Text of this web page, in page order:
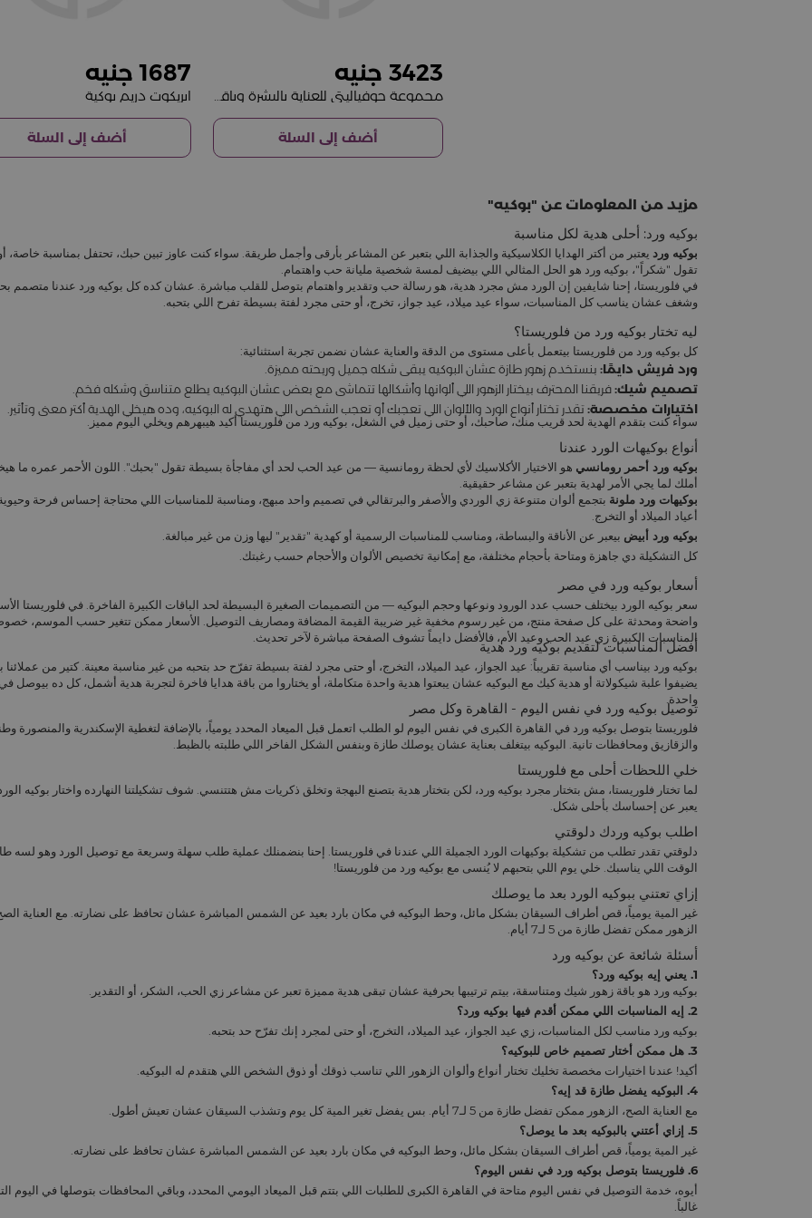
3423
مجموعة جوفياليتي للعناية بالبشرة وباقة من ١٥ وردة حمراء
أضف إلى السلة
1687
ابريكوت دريم بوكية
أضف إلى السلة
مزيد من المعلومات عن بوكيه
بوكيه ورد: أحلى هدية لكل مناسبة
بوكيه ورد يعتبر من أكتر الهدايا الكلاسيكية والجذابة اللي بتعبر عن المشاعر بأرقى وأجمل طريقة. سواء كنت عاوز تبين حبك، تحتفل بمناسبة خاصة،
تقول "شكراً"، بوكيه ورد هو الحل المثالي اللي بيضيف لمسة شخصية مليانة حب واهتمام.
في فلوريستا، إحنا شايفين إن الورد مش مجرد هدية، هو رسالة حب وتقدير واهتمام بتوصل للقلب مباشرة. عشان كده كل بوكيه ورد عندنا متصمم
وشغف عشان يناسب كل المناسبات، سواء عيد ميلاد، عيد جواز، تخرج، أو حتى مجرد لفتة بسيطة تفرح اللي بتحبه.
ليه تختار بوكيه ورد من فلوريستا؟
كل بوكيه ورد من فلوريستا بيتعمل بأعلى مستوى من الدقة والعناية عشان نضمن تجربة استثنائية:
ورد فريش دايمًا: بنستخدم زهور طازة عشان البوكيه يبقى شكله جميل وريحته مميزة.
تصميم شيك:فريقنا المحترف بيختار الزهور اللي ألوانها وأشكالها تتماشى مع بعض عشان البوكيه يطلع متناسق وشكله فخم.
اختيارات مخصصة:تقدر تختار أنواع الورد والألوان اللي تعجبك أو تعجب الشخص اللي هتهدي له البوكيه، وده هيخلي الهدية أكتر معنى وتأثير.
سواء كنت بتقدم الهدية لحد قريب منك، صاحبك، أو حتى زميل في الشغل، بوكيه ورد من فلوريستا أكيد هيبهرهم ويخلي اليوم مميز.
أنواع بوكيهات الورد عندنا
بوكيه ورد أحمر رومانسي هو الاختيار الأكلاسيك لأي لحظة رومانسية — من عيد الحب لحد أي مفاجأة بسيطة تقول "بحبك". اللون الأحمر عمره ما
أملك لما يجي الأمر لهدية بتعبر عن مشاعر حقيقية.
بوكيهات ورد ملونة بتجمع ألوان متنوعة زي الوردي والأصفر والبرتقالي في تصميم واحد مبهج، ومناسبة للمناسبات اللي محتاجة إحساس فرحة
أعياد الميلاد أو التخرج.
بوكيه ورد أبيض بيعبر عن الأناقة والبساطة، ومناسب للمناسبات الرسمية أو كهدية "تقدير" ليها وزن من غير مبالغة.
كل التشكيلة دي جاهزة ومتاحة بأحجام مختلفة، مع إمكانية تخصيص الألوان والأحجام حسب رغبتك.
أسعار بوكيه ورد في مصر
سعر بوكيه الورد بيختلف حسب عدد الورود ونوعها وحجم البوكيه — من التصميمات الصغيرة البسيطة لحد الباقات الكبيرة الفاخرة. في فلوريستا
واضحة ومحدثة على كل صفحة منتج، من غير رسوم مخفية غير ضريبة القيمة المضافة ومصاريف التوصيل. الأسعار ممكن تتغير حسب الموسم،
المناسبات الكبيرة زي عيد الحب وعيد الأم، فالأفضل دايماً تشوف الصفحة مباشرة لآخر تحديث.
أفضل المناسبات لتقديم بوكيه ورد هدية
بوكيه ورد بيناسب أي مناسبة تقريباً: عيد الجواز ، عيد الميلاد، التخرج، أو حتى مجرد لفتة بسيطة تفرّح حد بتحبه من غير مناسبة معينة. كتير من عملائنا
يضيفوا علبة شيكولاتة أو هدية كيك مع البوكيه عشان يبعتوا هدية واحدة متكاملة، أو يختاروا من باقة هدايا فاخرة لتجربة هدية أشمل، كل ده بيوصل
واحدة.
توصيل بوكيه ورد في نفس اليوم - القاهرة وكل مصر
فلوريستا بتوصل بوكيه ورد في القاهرة الكبرى في نفس اليوم لو الطلب اتعمل قبل الميعاد المحدد يومياً، بالإضافة لتغطية الإسكندرية والمنصورة
والزقازيق ومحافظات تانية. البوكيه بيتغلف بعناية عشان يوصلك طازة وبنفس الشكل الفاخر اللي طلبته بالظبط.
خلي اللحظات أحلى مع فلوريستا
لما تختار فلوريستا، مش بتختار مجرد بوكيه ورد، لكن بتختار هدية بتصنع البهجة وتخلق ذكريات مش هتتنسي. شوف تشكيلتنا النهارده واختار بوكيه
يعبر عن إحساسك بأحلى شكل.
اطلب بوكيه وردك دلوقتي
دلوقتي تقدر تطلب من تشكيلة بوكيهات الورد الجميلة اللي عندنا في فلوريستا. إحنا بنضمنلك عملية طلب سهلة وسريعة مع توصيل الورد وهو لسه
الوقت اللي يناسبك. خلي يوم اللي بتحبهم لا يُنسى مع بوكيه ورد من فلوريستا!
إزاي تعتني ببوكيه الورد بعد ما يوصلك
غير المية يومياً، قص أطراف السيقان بشكل مائل، وحط البوكيه في مكان بارد بعيد عن الشمس المباشرة عشان تحافظ على نضارته. مع العناية
الزهور ممكن تفضل طازة من 5 لـ7 أيام.
أسئلة شائعة عن بوكيه ورد
1. يعني إيه بوكيه ورد؟
بوكيه ورد هو باقة زهور شيك ومتناسقة، بيتم ترتيبها بحرفية عشان تبقى هدية مميزة تعبر عن مشاعر زي الحب، الشكر، أو التقدير.
2. إيه المناسبات اللي ممكن أقدم فيها بوكيه ورد؟
بوكيه ورد مناسب لكل المناسبات، زي عيد الجواز، عيد الميلاد، التخرج، أو حتى لمجرد إنك تفرّح حد بتحبه.
3. هل ممكن أختار تصميم خاص للبوكيه؟
أكيد! عندنا اختيارات مخصصة تخليك تختار أنواع وألوان الزهور اللي تناسب ذوقك أو ذوق الشخص اللي هتقدم له البوكيه.
4. البوكيه يفضل طازة قد إيه؟
مع العناية الصح، الزهور ممكن تفضل طازة من 5 لـ7 أيام. بس يفضل تغير المية كل يوم وتشذب السيقان عشان تعيش أطول.
5. إزاي أعتني بالبوكيه بعد ما يوصل؟
غير المية يومياً، قص أطراف السيقان بشكل مائل، وحط البوكيه في مكان بارد بعيد عن الشمس المباشرة عشان تحافظ على نضارته.
6. فلوريستا بتوصل بوكيه ورد في نفس اليوم؟
أيوه، خدمة التوصيل في نفس اليوم متاحة في القاهرة الكبرى للطلبات اللي بتتم قبل الميعاد اليومي المحدد، وباقي المحافظات بتوصلها في اليوم
غالباً.